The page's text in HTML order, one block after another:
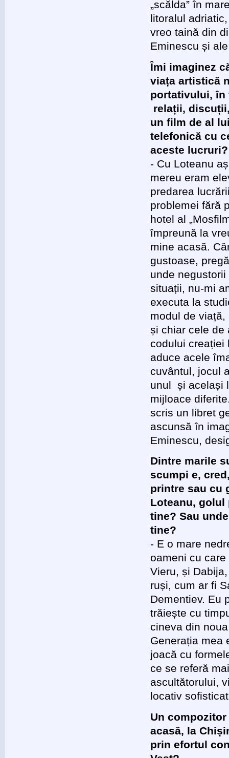
„scălda” în
litoralul
vreo taină din
Eminescu și
Îmi imaginez
viața artistică
portativului, în
relații,
un film de al
telefonică cu
aceste lucruri?
- Cu Loteanu
mereu eram
predarea
problemei fără
hotel al
împreună la
mine acasă.
gustoase,
unde
situații, nu-mi
executa la
modul de
și chiar cele de
codului creației
aduce acele
cuvântul, jocul
unul și același
mijloace
scris un libret
ascunsă în
Eminescu,
Dintre marile
scumpi e,
printre sau cu
Loteanu, golul
tine? Sau
tine?
- E o mare
oameni cu
Vieru, și
ruși, cum ar fi
Dementiev. Eu
trăiește cu
cineva din
Generația mea
joacă cu
ce se referă
ascultătorului,
locativ
Un
acasă, la
prin efortul